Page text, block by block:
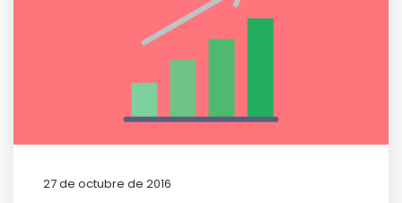
27 de octubre de 2016